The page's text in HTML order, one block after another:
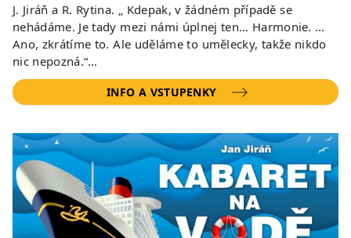
J. Jiráň a R. Rytina. „ Kdepak, v žádném případě se
nehádáme. Je tady mezi námi úplnej ten… Harmonie. …
Ano, zkrátíme to. Ale uděláme to umělecky, takže nikdo
nic nepozná.“…
INFO A VSTUPENKY